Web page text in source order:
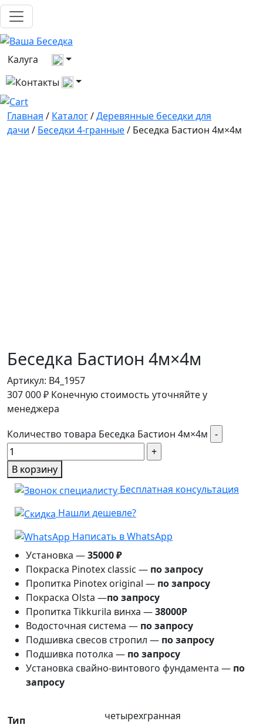
Калуга
Выберите город
Все контакты
Главная / Каталог/Деревянные беседки для
дачи / Беседки 4-гранные/ Беседка Бастион 4м×4м
Беседка Бастион 4м×4м
Артикул: B4_1957
307 000₽ Конечную стоимость уточняйте у
менеджера
Количество товара Беседка Бастион 4м×4м
В корзину
Бесплатная консультация
Нашли дешевле?
Написать в WhatsApp
Установка —35000 ₽
Покраска Pinotex classic — по запросу
Пропитка Pinotex original — по запросу
Покраска Olsta —по запросу
Пропитка Tikkurila винха —38000Р
Водосточная система — по запросу
Подшивка свесов стропил — по запросу
Подшивка потолка — по запросу
Установка свайно-винтового фундамента — по
запросу
Тип четырехгранная